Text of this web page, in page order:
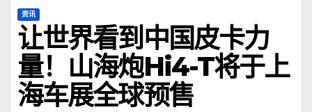
资讯
让世界看到中国皮卡力
量！山海炮Hi4-T将于上
海车展全球预售